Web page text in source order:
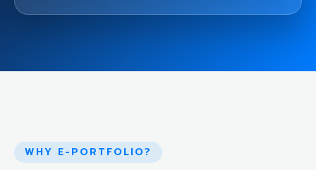
WHY E-PORTFOLIO?